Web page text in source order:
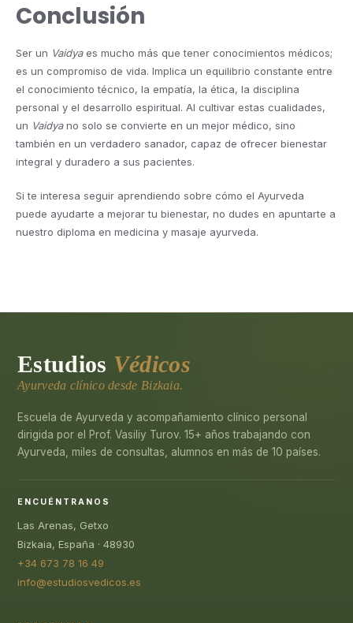
Conclusión
Ser un Vaidyaes mucho más que tener conocimientos médicos;
es un compromiso de vida. Implica un equilibrio constante entre
el conocimiento técnico, la empatía, la ética, la disciplina
personal y el desarrollo espiritual. Al cultivar estas cualidades,
un Vaidyano solo se convierte en un mejor médico, sino
también en un verdadero sanador, capaz de ofrecer bienestar
integral y duradero a sus pacientes.
Si te interesa seguir aprendiendo sobre cómo el Ayurveda
puede ayudarte a mejorar tu bienestar, no dudes en apuntarte a
nuestro diploma en medicina y masaje ayurveda.
Estudios Védicos
Ayurveda clínico desde Bizkaia.
Escuela de Ayurveda y acompañamiento clínico personal
dirigida por el Prof. Vasiliy Turov. 15+ años trabajando con
Ayurveda, miles de consultas, alumnos en más de 10 países.
ENCUÉNTRANOS
Las Arenas, Getxo
Bizkaia, España · 48930
+34 673 78 16 49
info@estudiosvedicos.es